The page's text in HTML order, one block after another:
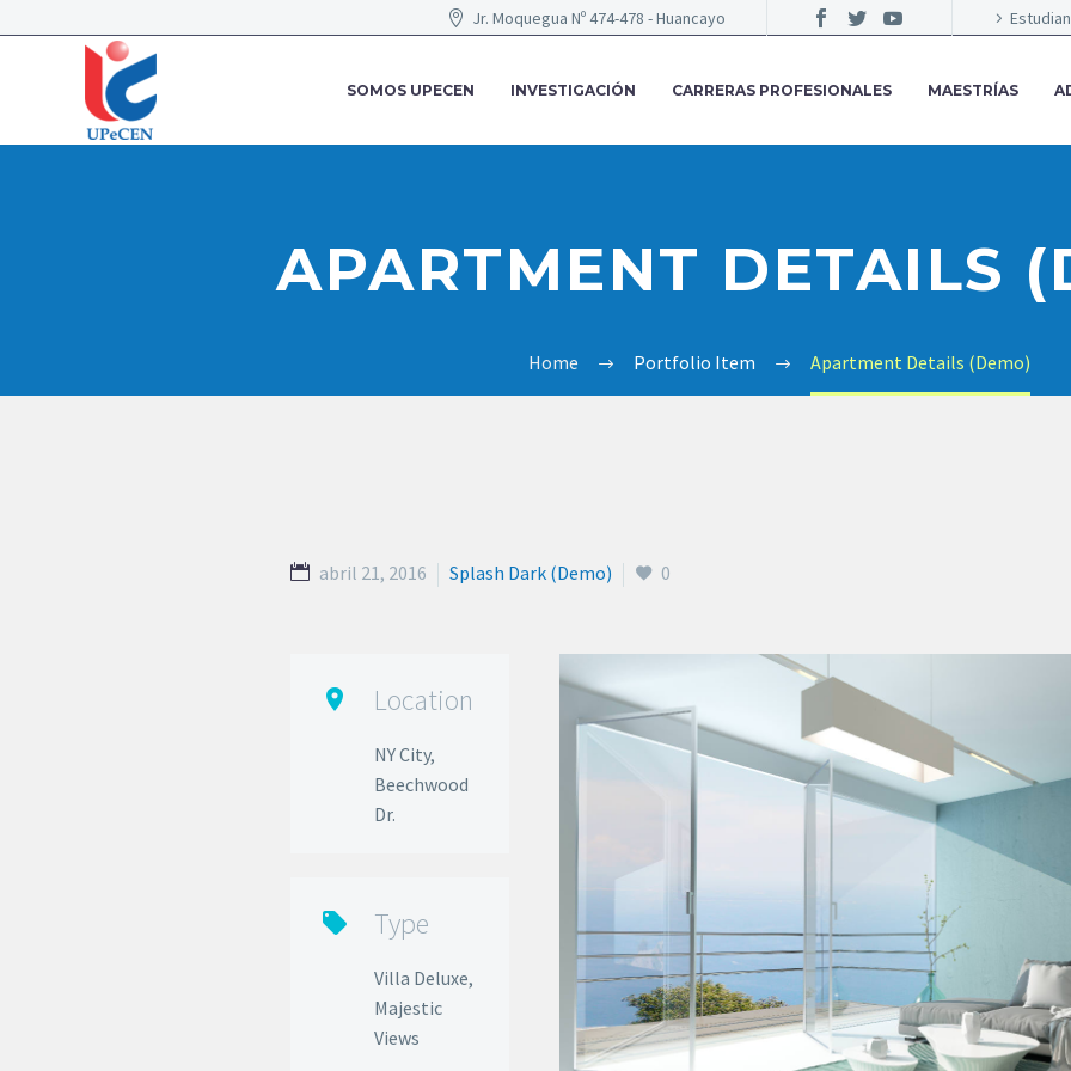
Jr. Moquegua Nº 474-478 - Huancayo
SOMOS UPECEN INVESTIGACIÓN CARRERAS PROFESIONALES MAESTRÍAS
APARTMENT DETAILS
Home Portfolio Item Apartment Details (Demo)
abril 21, 2016 Splash Dark (Demo) 0
 Location
NY City,
Beechwood
Dr.
 Type
Villa Deluxe,
Majestic
Views